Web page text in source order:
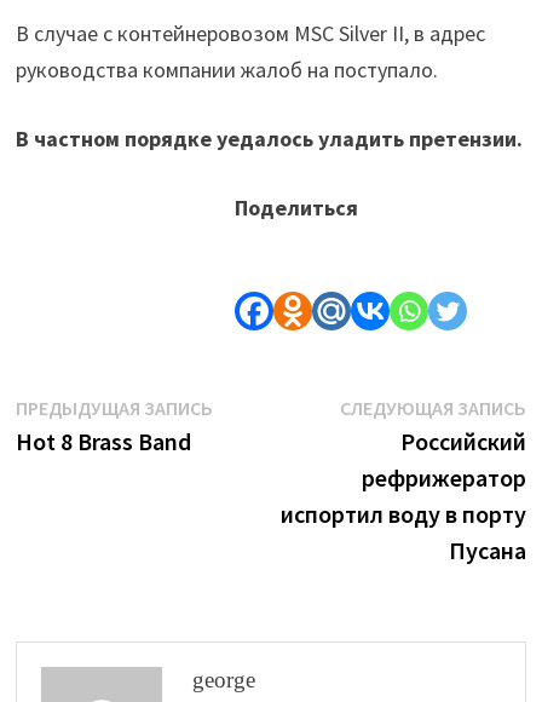
В случае с контейнеровозом MSC Silver II, в адрес
руководства компании жалоб на поступало.
В частном порядке уедалось уладить претензии.
Поделиться
Навигация
по
ПРЕДЫДУЩАЯ ЗАПИСЬПредыдущая
Hot 8 Brass Band
СЛЕДУЮЩАЯ ЗАПИСЬ
Российский
рефрижератор
испортил воду в порту
Пусана
george